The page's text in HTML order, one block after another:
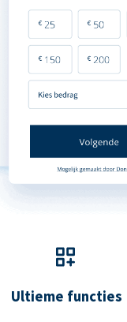
Ultieme functies